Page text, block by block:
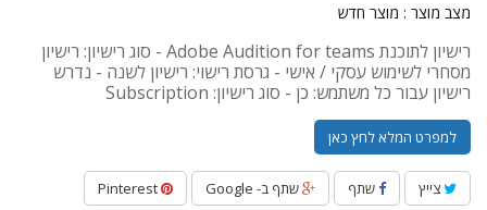
מצב מוצר : מוצר חדש
רישיון לתוכנת Adobe Audition for teams - סוג רישיון: רישיון
מסחרי לשימוש עסקי / אישי - גרסת רישוי: רישיון לשנה - נדרש
רישיון עבור כל משתמש: כן - סוג רישיון: Subscription
למפרט המלא לחץ כאן
צייץ שתף שתף ב- Google